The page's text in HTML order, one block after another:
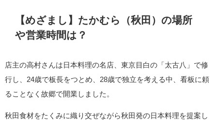
【めざまし】たかむら（秋田）の場所
や営業時間は？
店主の高村さんは日本料理の名店、東京目白の「太古八」で修
行し、24歳で板長をつとめ、28歳で独立を考える中、看板に頼
ることなく故郷で開業しました。
秋田食材をたくみに織り交ぜながら秋田発の日本料理を提案し